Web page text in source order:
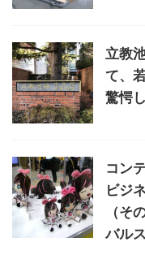
立教
て、
驚愕
コン
ビジ
（そ
バル